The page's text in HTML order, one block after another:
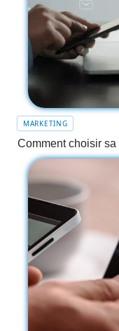
MARKETING
Comment choisir